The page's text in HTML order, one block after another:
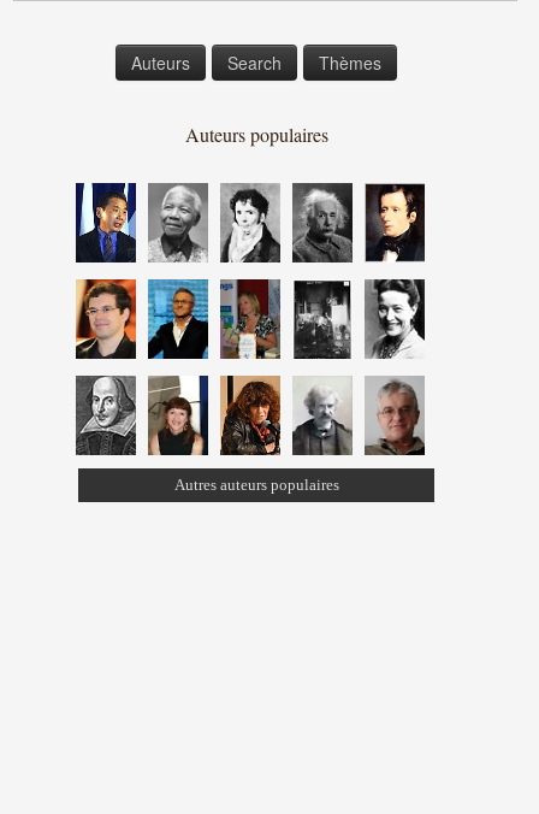
Auteurs Search Thèmes
Auteurs populaires
Autres auteurs populaires